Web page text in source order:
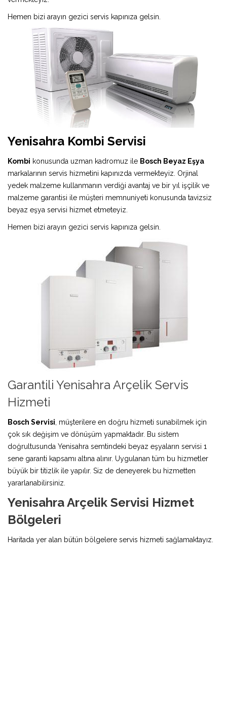
Hemen bizi arayın gezici servis kapınıza gelsin.
Yenisahra Kombi Servisi
Kombi konusunda uzman kadromuz ile Bosch Beyaz Eşya
markalarının servis hizmetini kapınızda vermekteyiz. Orjinal
yedek malzeme kullanmanın verdiği avantaj ve bir yıl işçilik ve
malzeme garantisi ile müşteri memnuniyeti konusunda tavizsiz
beyaz eşya servisi hizmet etmeteyiz.
Hemen bizi arayın gezici servis kapınıza gelsin.
Garantili Yenisahra Arçelik Servis
Hizmeti
Bosch Servisi , müşterilere en doğru hizmeti sunabilmek için
çok sık değişim ve dönüşüm yapmaktadır. Bu sistem
doğrultusunda Yenisahra semtindeki beyaz eşyaların servisi 1
sene garanti kapsamı altına alınır. Uygulanan tüm bu hizmetler
büyük bir titizlik ile yapılır. Siz de deneyerek bu hizmetten
yararlanabilirsiniz.
Yenisahra Arçelik Servisi Hizmet
Bölgeleri
Haritada yer alan bütün bölgelere servis hizmeti sağlamaktayız.